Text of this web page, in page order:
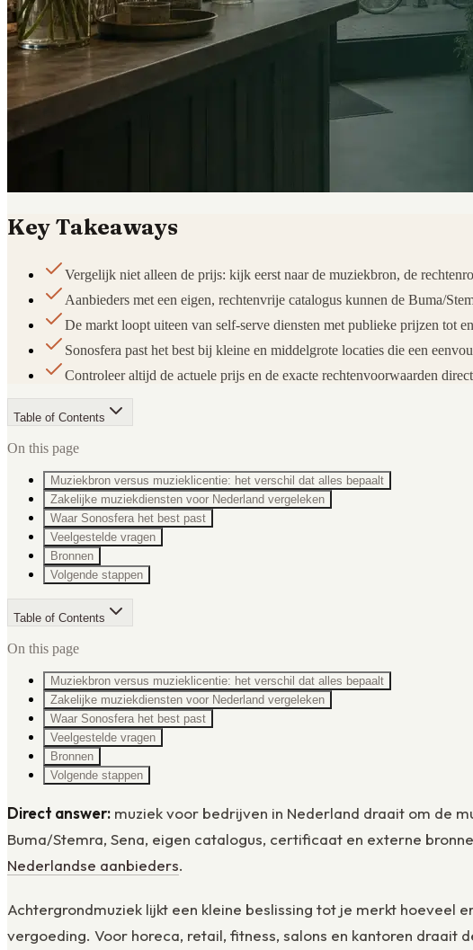
Key Takeaways
Vergelijk niet alleen de prijs: kijk eerst naar de muziekbron, de
Aanbieders met een eigen, rechtenvrije catalogus kunnen de Buma/
De markt loopt uiteen van self-serve diensten met publieke prijzen tot
Sonosfera past het best bij kleine en middelgrote locaties die een
Controleer altijd de actuele prijs en de exacte rechtenvoorwaarden
Table of Contents
On this page
Muziekbron versus muzieklicentie: het verschil dat alles bepaalt
Zakelijke muziekdiensten voor Nederland vergeleken
Waar Sonosfera het best past
Veelgestelde vragen
Bronnen
Volgende stappen
Table of Contents
On this page
Muziekbron versus muzieklicentie: het verschil dat alles bepaalt
Zakelijke muziekdiensten voor Nederland vergeleken
Waar Sonosfera het best past
Veelgestelde vragen
Bronnen
Volgende stappen
Direct answer: muziek voor bedrijven in Nederland draait om de
Buma/Stemra, Sena, eigen catalogus, certificaat en externe
Nederlandse aanbieders.
Achtergrondmuziek lijkt een kleine beslissing tot je merkt hoeveel
vergoeding. Voor horeca, retail, fitness, salons en kantoren draait